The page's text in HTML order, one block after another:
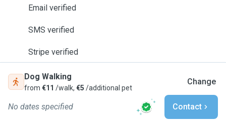
Email verified
SMS verified
Stripe verified
Dog Walking
from €11 /walk, €5 /additional pet
Change
No dates specified Contact